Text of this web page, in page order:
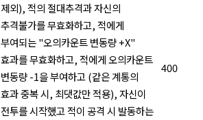
제외), 적의 절대추격과 자신의
추격불가를 무효화하고, 적에게
부여되는 "오의카운트 변동량 +X"
효과를 무효화하고, 적에게 오의카운트
변동량 -1을 부여하고 (같은 계통의
효과 중복 시, 최댓값만 적용), 자신이
전투를 시작했고 적이 공격 시 발동하는
400